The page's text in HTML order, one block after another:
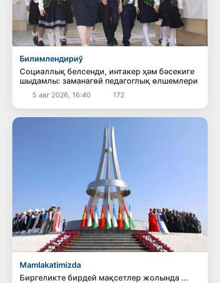
Билимлендириў
Социаллық белсенди, интакер ҳәм бәсекиге
шыдамлы: заманагөй педагоглық өлшемлери
5 авг 2026, 16:40 172
Mamlakatimizda
Биргеликте бирдей мақсетлер жолында ...